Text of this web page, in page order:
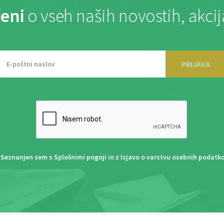
o vseh naših novostih,
PRIJAVA
Seznanjen sem s Splošnimi pogoji in z Izjavo o varstvu osebnih